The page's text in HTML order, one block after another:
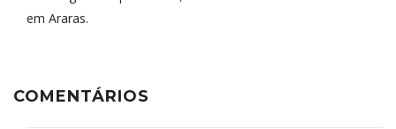
em Araras.
COMENTÁRIOS